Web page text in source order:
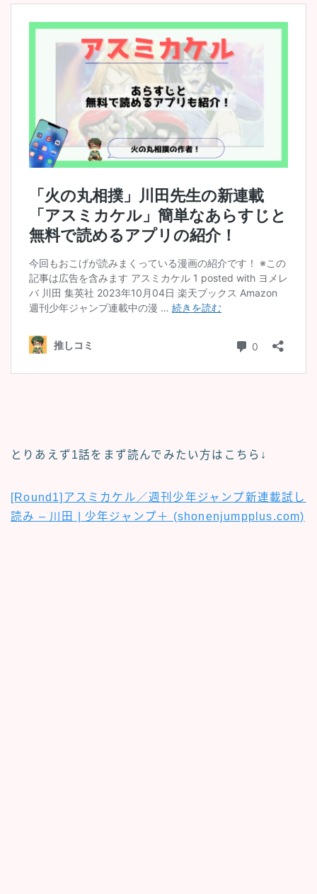
とりあえず1話をまず読んでみたい方はこちら↓
[Round1]アスミカケル／週刊少年ジャンプ新連載試し
読み – 川田 | 少年ジャンプ＋ (shonenjumpplus.com)